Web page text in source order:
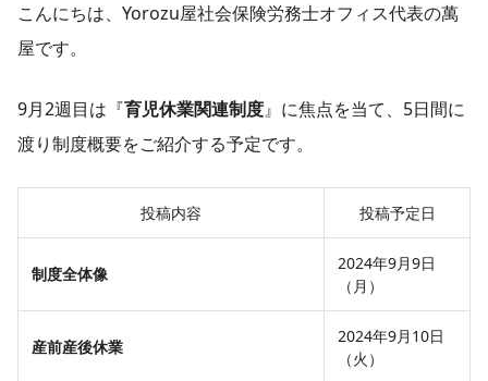
こんにちは、Yorozu屋社会保険労務士オフィス代表の萬
屋です。
9月2週目は『育児休業関連制度』に焦点を当て、5日間に
渡り制度概要をご紹介する予定です。
投稿内容 投稿予定日
制度全体像
2024年9月9日
（月）
産前産後休業
2024年9月10日
（火）